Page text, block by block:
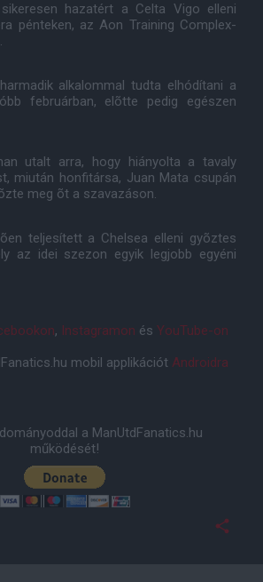
hazatért a Celta Vigo elleni
pénteken, az Aon Training Complex-
alkalommal tudta elhódítani a
februárban, elõtte pedig egészen
utalt arra, hogy hiányolta a tavaly
miután honfitársa, Juan Mata csupán
meg õt a szavazáson.
teljesített a Chelsea elleni gyõztes
az idei szezon egyik legjobb egyéni
, Instagramon és YouTube-on
mobil applikációt Androidra
a ManUtdFanatics.hu
működését!